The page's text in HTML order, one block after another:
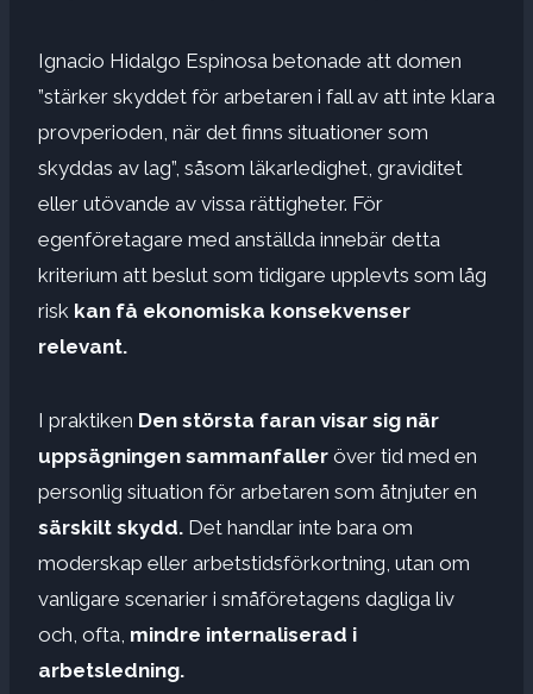
Ignacio Hidalgo Espinosa betonade att domen
”stärker skyddet för arbetaren i fall av att inte klara
provperioden, när det finns situationer som
skyddas av lag”, såsom läkarledighet, graviditet
eller utövande av vissa rättigheter. För
egenföretagare med anställda innebär detta
kriterium att beslut som tidigare upplevts som låg
risk kan få ekonomiska konsekvenser
relevant.
I praktiken Den största faran visar sig när
uppsägningen sammanfaller över tid med en
personlig situation för arbetaren som åtnjuter en
särskilt skydd. Det handlar inte bara om
moderskap eller arbetstidsförkortning, utan om
vanligare scenarier i småföretagens dagliga liv
och, ofta, mindre internaliserad i
arbetsledning.